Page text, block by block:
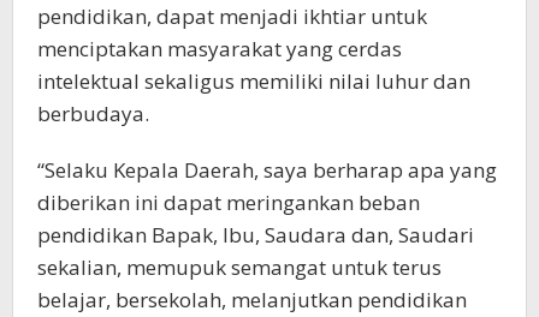
pendidikan, dapat menjadi ikhtiar untuk
menciptakan masyarakat yang cerdas
intelektual sekaligus memiliki nilai luhur dan
berbudaya.
“Selaku Kepala Daerah, saya berharap apa yang
diberikan ini dapat meringankan beban
pendidikan Bapak, Ibu, Saudara dan, Saudari
sekalian, memupuk semangat untuk terus
belajar, bersekolah, melanjutkan pendidikan